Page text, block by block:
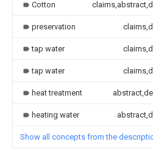
Cotton
preservation
tap water
tap water
heat treatment
heating water
Show all concepts from the